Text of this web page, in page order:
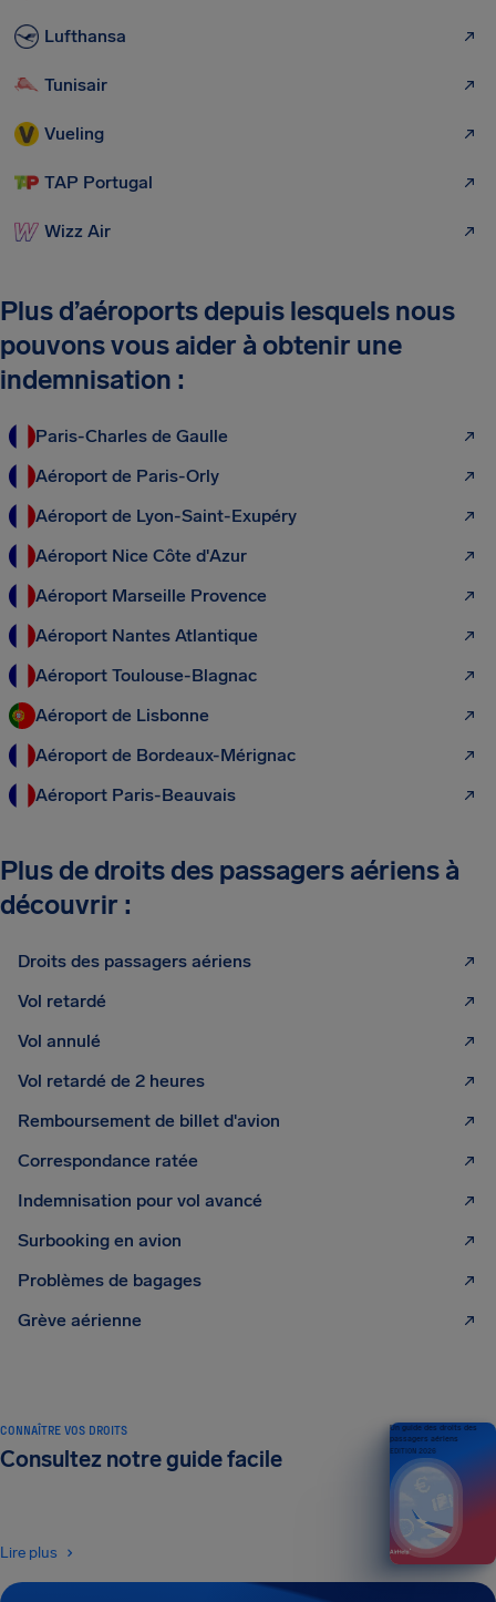
Lufthansa
Tunisair
Vueling
TAP Portugal
Wizz Air
Plus d’aéroports depuis lesquels nous
pouvons vous aider à obtenir une
indemnisation :
Paris-Charles de Gaulle
Aéroport de Paris-Orly
Aéroport de Lyon-Saint-Exupéry
Aéroport Nice Côte d'Azur
Aéroport Marseille Provence
Aéroport Nantes Atlantique
Aéroport Toulouse-Blagnac
Aéroport de Lisbonne
Aéroport de Bordeaux-Mérignac
Aéroport Paris-Beauvais
Plus de droits des passagers aériens à
découvrir :
Droits des passagers aériens
Vol retardé
Vol annulé
Vol retardé de 2 heures
Remboursement de billet d'avion
Correspondance ratée
Indemnisation pour vol avancé
Surbooking en avion
Problèmes de bagages
Grève aérienne
CONNAÎTRE VOS DROITS
Consultez notre guide facile
Lire plus
Un guide des droits des
passagers aériens
ÉDITION 2026